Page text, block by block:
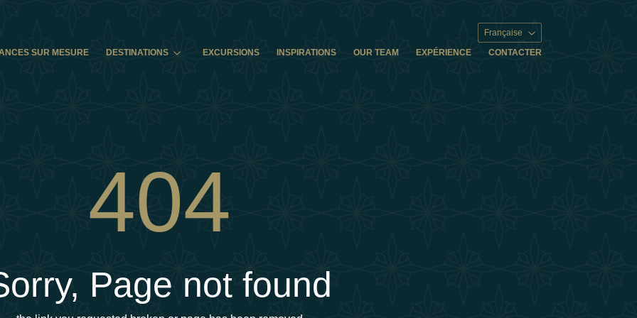
Française
SUR MESURE
DESTINATIONS EXCURSIONS INSPIRATIONS OUR TEAM EXPÉRIENCE CONTACTER
404
Page not found